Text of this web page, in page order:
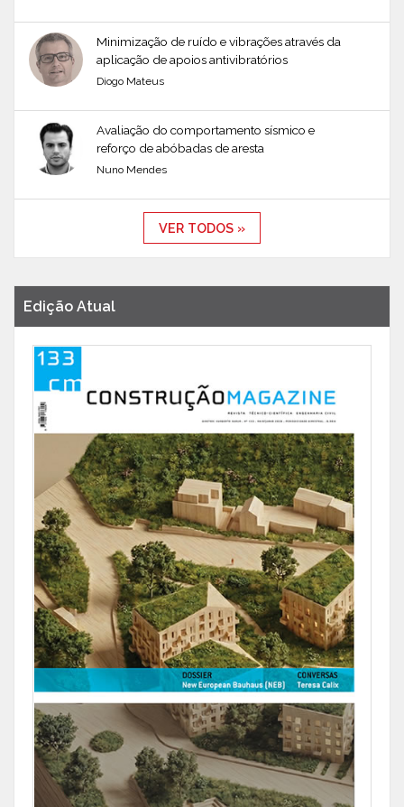
Minimização de ruído e vibrações através da
aplicação de apoios antivibratórios
Diogo Mateus
Avaliação do comportamento sísmico e
reforço de abóbadas de aresta
Nuno Mendes
VER TODOS »
Edição Atual